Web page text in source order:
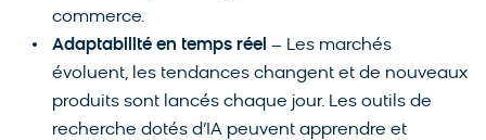
commerce.
Adaptabilité en temps réel – Les marchés
évoluent, les tendances changent et de nouveaux
produits sont lancés chaque jour. Les outils de
recherche dotés d’IA peuvent apprendre et